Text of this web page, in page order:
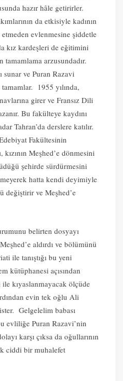
hazır hâle getirirler.
da etkisiyle kadının
evlenmesine şiddetle
kız kardeşleri de eğitimini
arzusundadır.
sunar ve Puran Razavi
1955 yılında,
girer ve Fransız Dili
Bu fakülteye kaydını
Tahran’da derslere katılır.
Fakültesinin
kızının Meşhed’e dönmesini
şehirde sürdürmesini
hatta kendi deyimiyle
değiştirir ve Meşhed’e
belirten dosyayı
aldırdı ve bölümünü
ile tanıştığı bu yeni
kütüphanesi açısından
kıyaslanmayacak ölçüde
evin tek oğlu Ali
Gelgelelim babası
evliliğe Puran Razavi’nin
karşı çıksa da oğullarının
ciddi bir muhalefet